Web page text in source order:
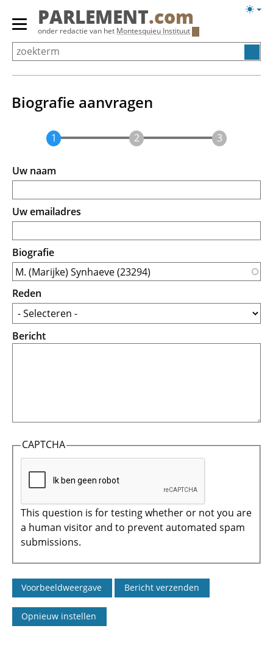
Overslaan
Primair
menu
tonen/verbergen
PARLEMENT.com
onder redactie van het Montesquieu Instituut
Biografie aanvragen
Uw naam
Uw emailadres
Biografie
Reden
Bericht
CAPTCHA
This question is for testing whether or not you are
a human visitor and to prevent automated spam
submissions.